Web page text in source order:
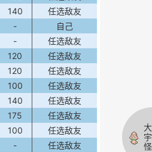
140
任选敌友
-
自己
-
任选敌友
120
任选敌友
120
任选敌友
100
任选敌友
140
任选敌友
175
任选敌友
100
任选敌友
-
任选敌友
大
宇
怪